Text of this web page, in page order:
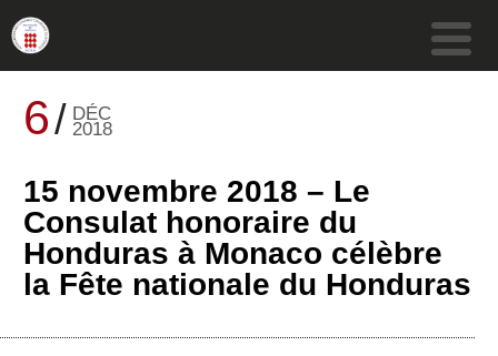
6 DÉC
2018
15 novembre 2018 – Le
Consulat honoraire du
Honduras à Monaco célèbre
la Fête nationale du Honduras